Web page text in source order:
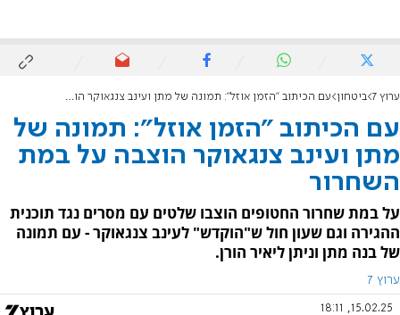
ערוץ 7 ביטחון עם הכיתוב "הזמן אוזל": תמונה של מתן ועינב צנגאוקר הוצבה על במת השחרור
עם הכיתוב "הזמן אוזל": תמונה של
מתן ועינב צנגאוקר הוצבה על במת
השחרור
על במת שחרור החטופים הוצבו שלטים עם מסרים נגד תוכנית
ההגירה וגם שעון חול ש"הוקדש" לעינב צנגאוקר - עם תמונה
של בנה מתן וניתן ליאיר הורן.
ערוץ 7
15.02.25, 18:11